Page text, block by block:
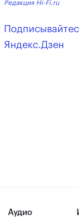
Редакция Hi-Fi.ru
Яндекс.Дзен
Аудио